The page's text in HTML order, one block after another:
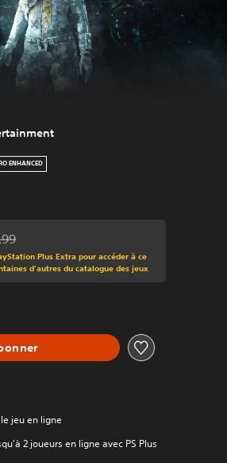
ENHANCED
par rapport au prix d'origine de €79,99
Plus Extra pour accéder à ce
d'autres du catalogue des jeux
jeu en ligne
2 joueurs en ligne avec PS Plus